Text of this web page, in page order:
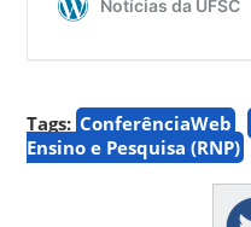
Tags: ConferênciaWeb
Ensino e Pesquisa (RNP)